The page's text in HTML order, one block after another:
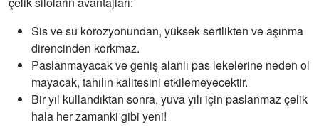
Sis ve su korozyonundan, yüksek sertlikten ve aşınma
direncinden korkmaz.
Paslanmayacak ve geniş alanlı pas lekelerine neden ol
mayacak, tahılın kalitesini etkilemeyecektir.
Bir yıl kullandıktan sonra, yuva yılı için paslanmaz çelik
hala her zamanki gibi yeni!